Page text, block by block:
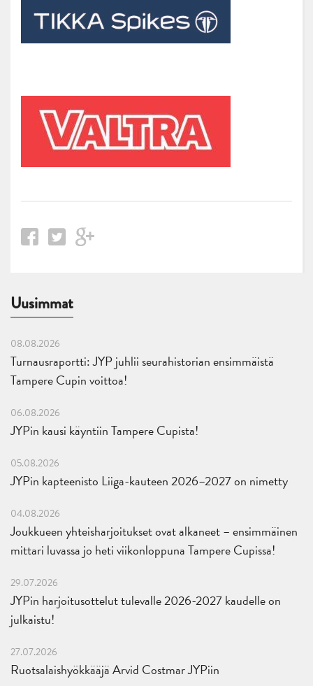
Uusimmat
08.08.2026
Turnausraportti: JYP juhlii seurahistorian ensimmäistä
Tampere Cupin voittoa!
06.08.2026
JYPin kausi käyntiin Tampere Cupista!
05.08.2026
JYPin kapteenisto Liiga-kauteen 2026–2027 on nimetty
04.08.2026
Joukkueen yhteisharjoitukset ovat alkaneet – ensimmäinen
mittari luvassa jo heti viikonloppuna Tampere Cupissa!
29.07.2026
JYPin harjoitusottelut tulevalle 2026-2027 kaudelle on
julkaistu!
27.07.2026
Ruotsalaishyökkääjä Arvid Costmar JYPiin